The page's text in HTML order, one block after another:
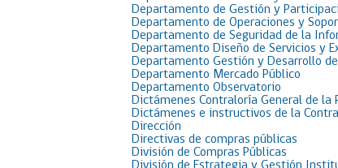
Departamento de Gestión y
Departamento de Operaciones y
Departamento de Seguridad de la
Departamento Diseño de Servicios y
Departamento Gestión y Desarrollo de
Departamento Mercado Público
Departamento Observatorio
Dictámenes Contraloría General de la
Dictámenes e instructivos de la
Dirección
Directivas de compras públicas
División de Compras Públicas